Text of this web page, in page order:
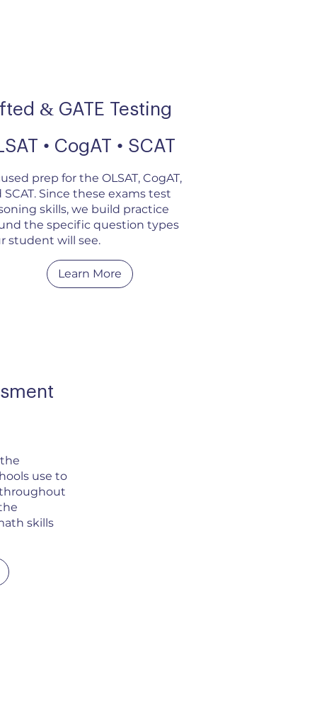
& GATE Testing
• CogAT • SCAT
prep for the OLSAT, CogAT,
SCAT. Since these exams test
skills, we build practice
the specific question types
student will see.
Learn More
use to
skills